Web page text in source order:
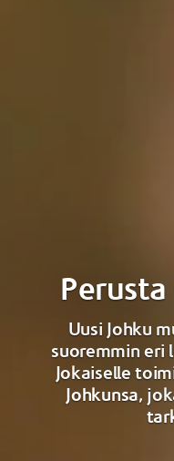
Uusi Johku
suoremmin
Jokaiselle
Johkunsa,